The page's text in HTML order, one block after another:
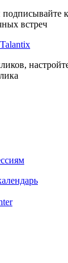
подписывайте
встреч